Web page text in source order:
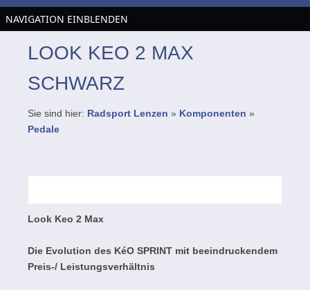
NAVIGATION EINBLENDEN
LOOK KEO 2 MAX
SCHWARZ
Sie sind hier: Radsport Lenzen » Komponenten »
Pedale
Look Keo 2 Max
Die Evolution des KéO SPRINT mit beeindruckendem
Preis-/ Leistungsverhältnis